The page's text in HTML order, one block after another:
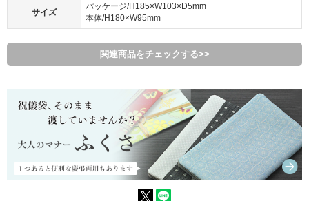
サイズ
パッケージ/H185×W103×D5mm
本体/H180×W95mm
関連商品をチェックする>>